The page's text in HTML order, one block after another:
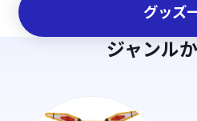
グッズ
ジャンル